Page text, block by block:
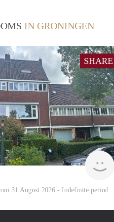
IN GRONINGEN
SHARE
31 August 2026 - Indefinite period